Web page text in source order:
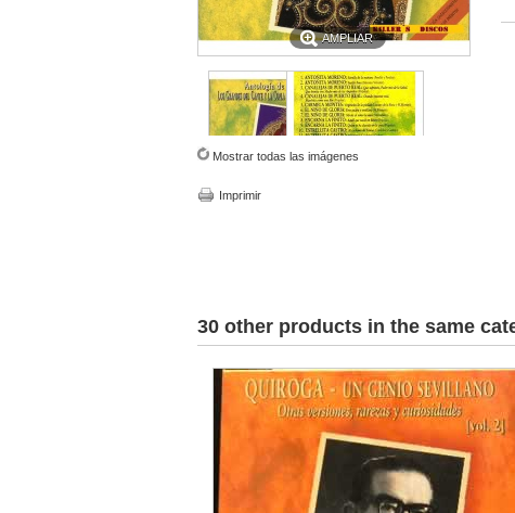
AMPLIAR
Mostrar todas las imágenes
Imprimir
30 other products in the same